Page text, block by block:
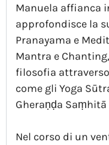
Manuela affianca
approfondisce la
Pranayama e
Mantra e
filosofia
come gli Yoga
Gheraṇḍa
Nel corso di un